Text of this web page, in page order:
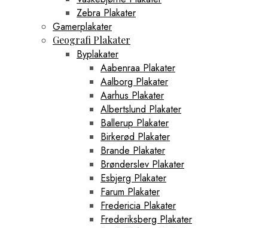
Zebra Plakater
Gamerplakater
Geografi Plakater
Byplakater
Aabenraa Plakater
Aalborg Plakater
Aarhus Plakater
Albertslund Plakater
Ballerup Plakater
Birkerød Plakater
Brande Plakater
Brønderslev Plakater
Esbjerg Plakater
Farum Plakater
Fredericia Plakater
Frederiksberg Plakater